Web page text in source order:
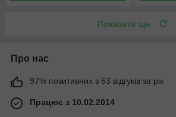
Показати ще
Про нас
97% позитивних з 63 відгуків за рік
Працює з 10.02.2014